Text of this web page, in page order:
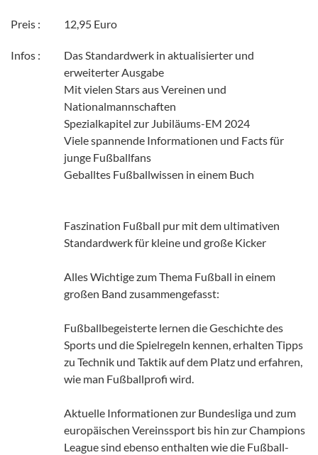
Preis : 12,95 Euro
Infos :
Das Standardwerk in aktualisierter und
erweiterter Ausgabe
Mit vielen Stars aus Vereinen und
Nationalmannschaften
Spezialkapitel zur Jubiläums-EM 2024
Viele spannende Informationen und Facts für
junge Fußballfans
Geballtes Fußballwissen in einem Buch
Faszination Fußball pur mit dem ultimativen
Standardwerk für kleine und große Kicker
Alles Wichtige zum Thema Fußball in einem
großen Band zusammengefasst:
Fußballbegeisterte lernen die Geschichte des
Sports und die Spielregeln kennen, erhalten Tipps
zu Technik und Taktik auf dem Platz und erfahren,
wie man Fußballprofi wird.
Aktuelle Informationen zur Bundesliga und zum
europäischen Vereinssport bis hin zur Champions
League sind ebenso enthalten wie die Fußball-